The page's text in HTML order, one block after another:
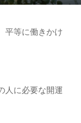
平等に働きかけ
人に必要な開運